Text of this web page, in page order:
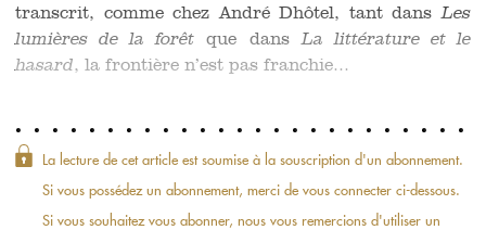
transcrit, comme chez André Dhôtel, tant dansLes
lumières de la forêt que dansLa littérature et le
hasard, la frontière n’est pas franchie...
La lecture de cet article est soumise à la souscription d'un abonnement.
Si vous possédez un abonnement, merci de vous connecter ci-dessous.
Si vous souhaitez vous abonner, nous vous remercions d'utiliser un